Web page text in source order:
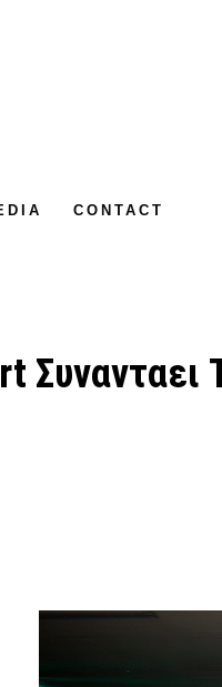
CONTACT
Συνανταει